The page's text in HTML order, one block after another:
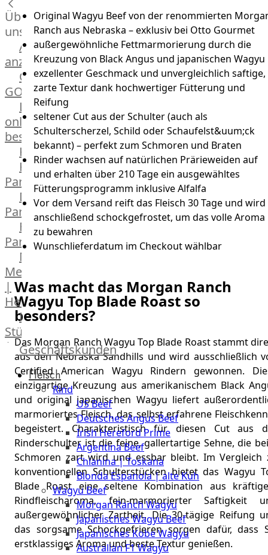
Über
uns
Alle
anzeigen
OTTO
GOURMET
Lebensmittel
online
bestellen
Karriere
Kochschul-
Partner
Depot-
Partner
Frischetheken-
Partner
Männer
Metzger
|
Heinsberg
Feinkost
Stüttgen
|
Düsseldorf
The
Meat
Club
Stuttgart
Geschäftskunden
Fleisch
Rind
US Beef
Deutsches Angus Beef
Irish Hereford Prime
Argentina Beef
Chianina | Toskana
Blonda Espanola | alte Kuh
Wagyu Beef
Morgan Ranch Wagyu
Japanisches Wagyu Beef
Japanisches Kobe Wagyu
Australian F1 Wagyu
Original Wagyu Beef von der renommierten
Ranch aus Nebraska – exklusiv bei Otto Gourmet
außergewöhnliche Fettmarmorierung durch die
Kreuzung von Black Angus und japanischen Wagyu
exzellenter Geschmack und unvergleichlich saftige,
zarte Textur dank hochwertiger Fütterung und
Reifung
seltener Cut aus der Schulter (auch als
Schulterscherzel, Schild oder Schaufelst&uum;ck
bekannt) – perfekt zum Schmoren und Braten
Rinder wachsen auf natürlichen Prärieweiden auf
und erhalten über 210 Tage ein ausgewähltes
Fütterungsprogramm inklusive Alfalfa
Vor dem Versand reift das Fleisch 30 Tage und wird
anschließend schockgefrostet, um das volle Aroma
zu bewahren
Wunschlieferdatum im Checkout wählbar
Was macht das Morgan Ranch
Wagyu Top Blade Roast so
besonders?
Das Morgan Ranch Wagyu Top Blade Roast stammt
aus den Nebraska Sandhills und wird ausschließlich
Certified American Wagyu Rindern gewonnen.
einzigartige Kreuzung aus amerikanischem Black
und original japanischen Wagyu liefert
marmoriertes Fleisch, das selbst erfahrene
begeistert. Charakteristisch für diesen Cut aus
Rinderschulter ist die feine, gallertartige Sehne, die
Schmoren zart wird und essbar bleibt. Im Vergleich
konventionellen Schulterstücken bietet das Wagyu
Blade Roast eine seltene Kombination aus
Rindfleischaroma, fein-marmorierter Saftigkeit
außergewöhnlicher Zartheit. Die 30-tägige Reifung
das sorgsame Schockgefrieren sorgen dafür, dass
erstklassiges Aroma und beste Textur genießen.